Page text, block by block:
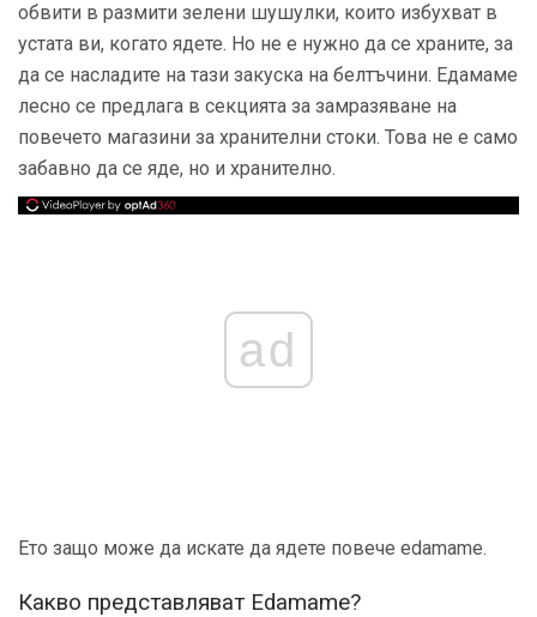
обвити в размити зелени шушулки, които избухват в
устата ви, когато ядете. Но не е нужно да се храните, за
да се насладите на тази закуска на белтъчини. Едамаме
лесно се предлага в секцията за замразяване на
повечето магазини за хранителни стоки. Това не е само
забавно да се яде, но и хранително.
ad
Ето защо може да искате да ядете повече edamame.
Какво представляват Edamame?